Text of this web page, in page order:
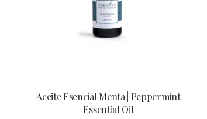
Aceite Esencial Menta | Peppermint
Essential Oil